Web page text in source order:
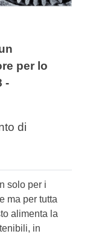
per lo
-
di
solo per i
ma per tutta
alimenta la
in